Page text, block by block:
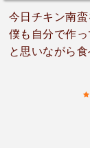
今日チキン南
僕も自分で作
と思いながら
味すぎました